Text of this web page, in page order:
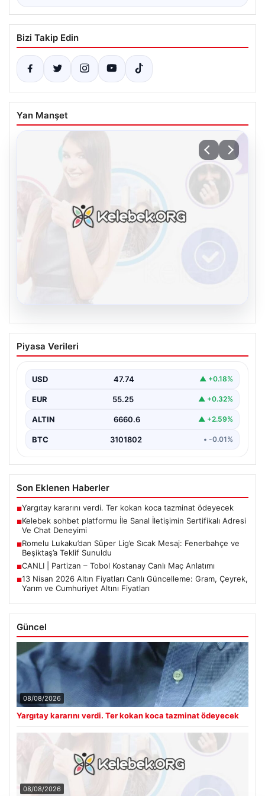
Bizi Takip Edin
Yan Manşet
Kelebek sohbet platformu İle Sanal
İletişimin Sertifikalı Adresi Ve Chat
Sanal ortamında insanların güvenli bir biçimde iletişim
Piyasa Verileri
USD 47.74 ▲ +0.18%
EUR 55.25 ▲ +0.32%
ALTIN 6660.6 ▲ +2.59%
BTC 3101802 • -0.01%
Son Eklenen Haberler
■Yargıtay kararını verdi. Ter kokan koca tazminat ödeyecek
■Kelebek sohbet platformu İle Sanal İletişimin Sertifikalı Adresi
Ve Chat Deneyimi
■Romelu Lukaku’dan Süper Lig’e Sıcak Mesaj: Fenerbahçe ve
Beşiktaş’a Teklif Sunuldu
■CANLI | Partizan – Tobol Kostanay Canlı Maç Anlatımı
■13 Nisan 2026 Altın Fiyatları Canlı Güncelleme: Gram, Çeyrek,
Yarım ve Cumhuriyet Altını Fiyatları
Güncel
08/08/2026
Yargıtay kararını verdi. Ter kokan koca tazminat ödeyecek
08/08/2026